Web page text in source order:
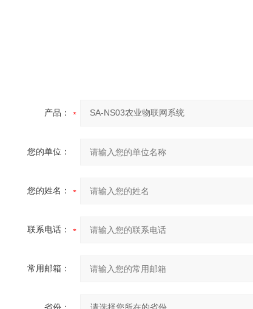
产品：
您的单位：
您的姓名：
联系电话：
常用邮箱：